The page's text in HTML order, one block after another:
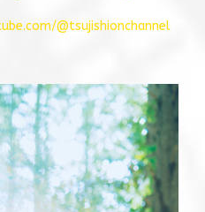
@tsujishionchannel